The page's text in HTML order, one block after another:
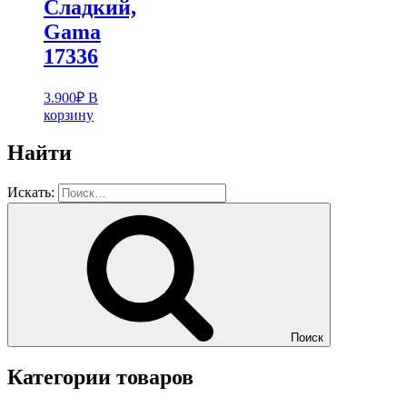
Cладкий,
Gama
17336
3.900₽ В
корзину
Найти
Искать:
Поиск
Категории товаров